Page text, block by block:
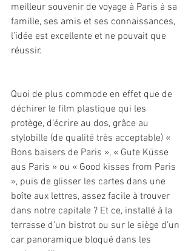
meilleur souvenir de voyage à Paris à sa
famille, ses amis et ses connaissances,
l’idée est excellente et ne pouvait que
réussir.
Quoi de plus commode en effet que de
déchirer le film plastique qui les
protège, d’écrire au dos, grâce au
stylobille (de qualité très acceptable) «
Bons baisers de Paris », « Gute Küsse
aus Paris » ou « Good kisses from Paris
», puis de glisser les cartes dans une
boîte aux lettres, assez facile à trouver
dans notre capitale ? Et ce, installé à la
terrasse d’un bistrot ou sur le siège d’un
car panoramique bloqué dans les